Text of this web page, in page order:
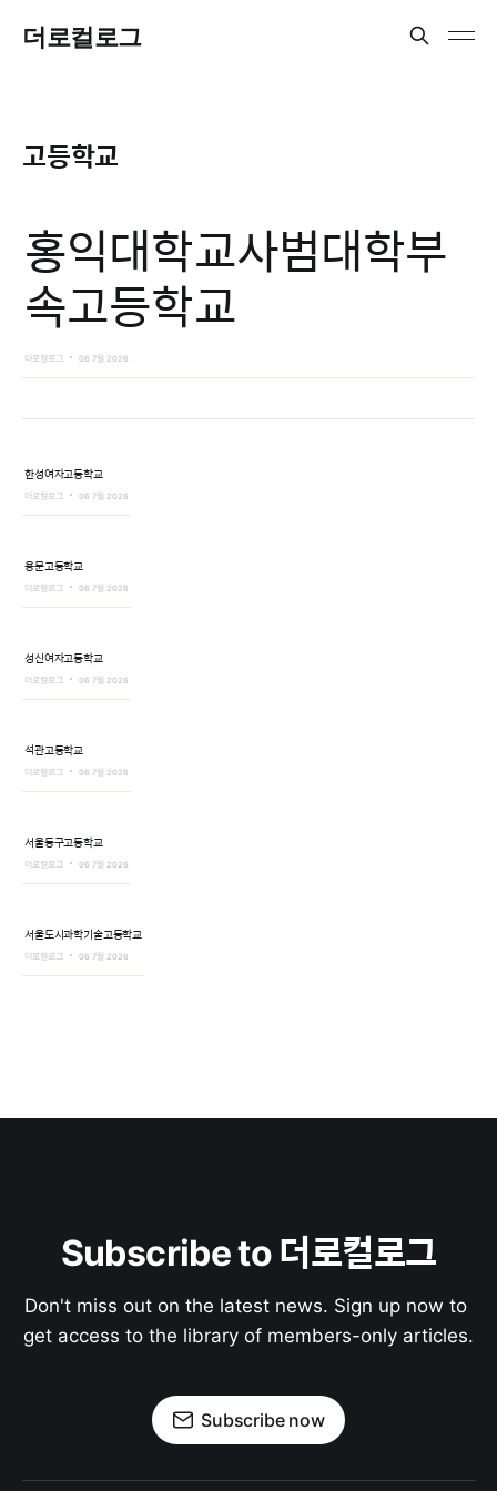
더로컬로그
고등학교
홍익대학교사범대학부
속고등학교
더로컬로그 06 7월 2026
한성여자고등학교
더로컬로그 06 7월 2026
용문고등학교
더로컬로그 06 7월 2026
성신여자고등학교
더로컬로그 06 7월 2026
석관고등학교
더로컬로그 06 7월 2026
서울동구고등학교
더로컬로그 06 7월 2026
서울도시과학기술고등학교
더로컬로그 06 7월 2026
Subscribe to 더로컬로그
Don't miss out on the latest news. Sign up now to
get access to the library of members-only articles.
Subscribe now